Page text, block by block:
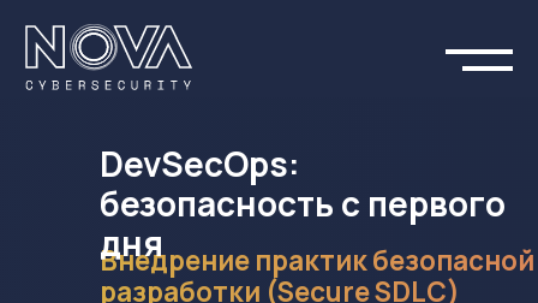
Внедрение практик безопасной
разработки (Secure SDLC)
безопасность с первого
дня
Экономия до 100x:Исправление
ошибок на стадии проектирования